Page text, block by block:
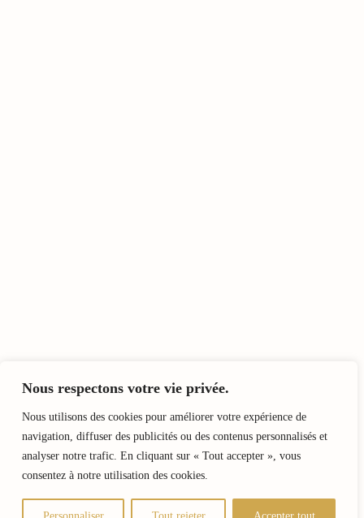
Nous respectons votre vie privée.
Nous utilisons des cookies pour améliorer votre expérience de
navigation, diffuser des publicités ou des contenus personnalisés et
analyser notre trafic. En cliquant sur « Tout accepter », vous
consentez à notre utilisation des cookies.